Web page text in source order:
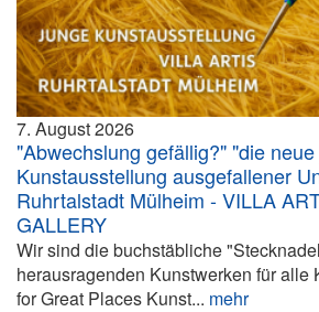
7. August 2026
"Abwechslung gefällig?" "die
Kunstausstellung ausgefallener
Ruhrtalstadt Mülheim - VILLA
GALLERY
Wir sind die buchstäbliche
herausragenden Kunstwerken für alle
for Great Places Kunst... mehr